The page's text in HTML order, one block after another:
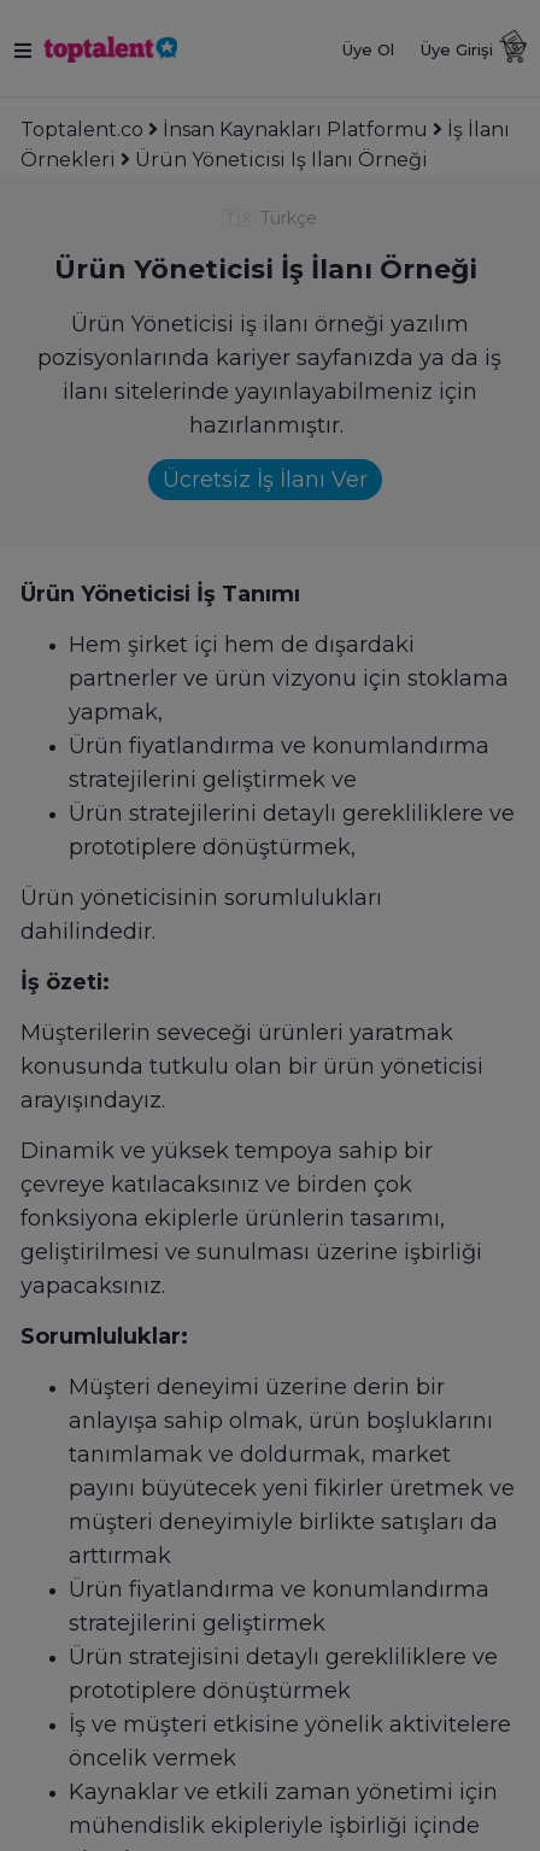
Üye Ol Üye Girişi
Toptalent.co İnsan Kaynakları Platformu
İş İlanı
Örnekleri
Ürün Yöneticisi Iş Ilanı Örneği
Türkçe
Ürün Yöneticisi İş İlanı Örneği
Ürün Yöneticisi iş ilanı örneği yazılım
pozisyonlarında kariyer sayfanızda ya da iş
ilanı sitelerinde yayınlayabilmeniz için
hazırlanmıştır.
Ücretsiz İş İlanı Ver
Ürün Yöneticisi İş Tanımı
Hem şirket içi hem de dışardaki
partnerler ve ürün vizyonu için stoklama
yapmak,
Ürün fiyatlandırma ve konumlandırma
stratejilerini geliştirmek ve
Ürün stratejilerini detaylı gerekliliklere ve
prototiplere dönüştürmek,
Ürün yöneticisinin sorumlulukları
dahilindedir.
İş özeti:
Müşterilerin seveceği ürünleri yaratmak
konusunda tutkulu olan bir ürün yöneticisi
arayışındayız.
Dinamik ve yüksek tempoya sahip bir
çevreye katılacaksınız ve birden çok
fonksiyona ekiplerle ürünlerin tasarımı,
geliştirilmesi ve sunulması üzerine işbirliği
yapacaksınız.
Sorumluluklar:
Müşteri deneyimi üzerine derin bir
anlayışa sahip olmak, ürün boşluklarını
tanımlamak ve doldurmak, market
payını büyütecek yeni fikirler üretmek ve
müşteri deneyimiyle birlikte satışları da
arttırmak
Ürün fiyatlandırma ve konumlandırma
stratejilerini geliştirmek
Ürün stratejisini detaylı gerekliliklere ve
prototiplere dönüştürmek
İş ve müşteri etkisine yönelik aktivitelere
öncelik vermek
Kaynaklar ve etkili zaman yönetimi için
mühendislik ekipleriyle işbirliği içinde